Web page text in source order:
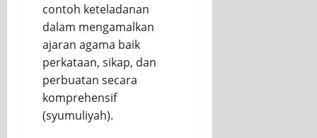
contoh keteladanan
dalam mengamalkan
ajaran agama baik
perkataan, sikap, dan
perbuatan secara
komprehensif
(syumuliyah).